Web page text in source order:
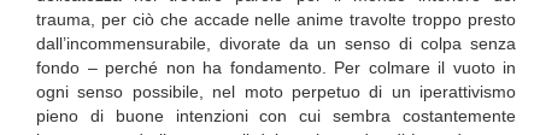
trauma, per ciò che accade nelle anime travolte troppo presto
dall’incommensurabile, divorate da un senso di colpa senza
fondo – perché non ha fondamento. Per colmare il vuoto in
ogni senso possibile, nel moto perpetuo di un iperattivismo
pieno di buone intenzioni con cui sembra costantemente